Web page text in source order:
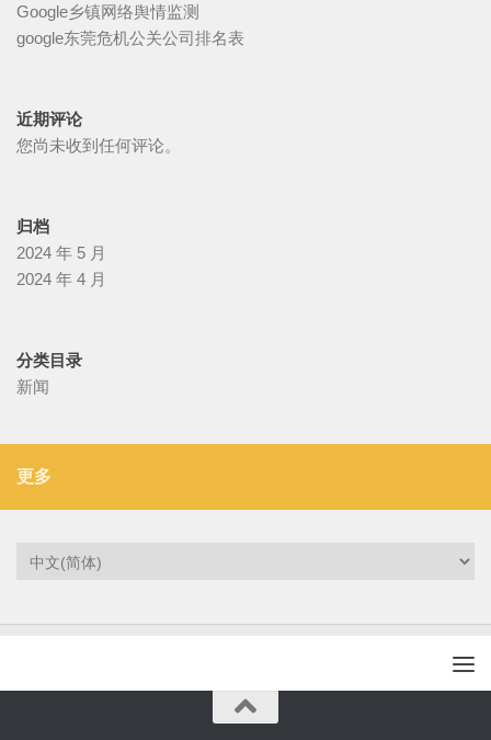
Google乡镇网络舆情监测
google东莞危机公关公司排名表
近期评论
您尚未收到任何评论。
归档
2024 年 5 月
2024 年 4 月
分类目录
新闻
更多